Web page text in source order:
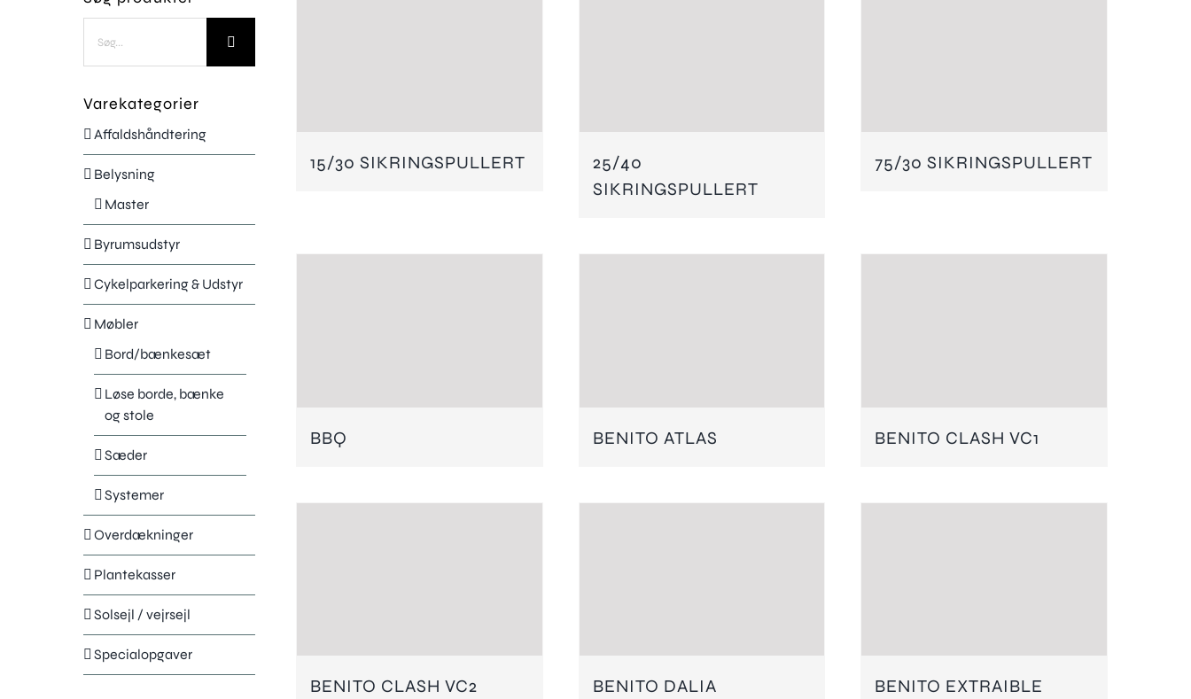
efter:
Varekategorier
Affaldshåndtering
Belysning
Master
Byrumsudstyr
Cykelparkering & Udstyr
Møbler
Bord/bænkesæt
Løse borde, bænke
og stole
Sæder
Systemer
Overdækninger
Plantekasser
Solsejl / vejrsejl
Specialopgaver
15/30 SIKRINGSPULLERT
25/40
SIKRINGSPULLERT
75/30 SIKRINGSPULLERT
BBQ BENITO ATLAS BENITO CLASH VC1
BENITO CLASH VC2 BENITO DALIA BENITO EXTRAIBLE